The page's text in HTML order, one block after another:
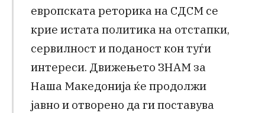
европската реторика на СДСМ се
крие истата политика на отстапки,
сервилност и поданост кон туѓи
интереси. Движењето ЗНАМ за
Наша Македонија ќе продолжи
јавно и отворено да ги поставува